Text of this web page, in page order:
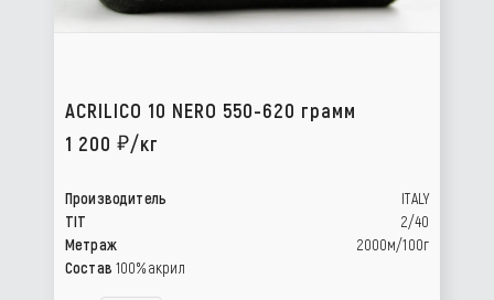
ACRILICO 10 NERO 550-620 грамм
1 200
/кг
Производитель
ITALY
TIT
2/40
Метраж
2000м/100г
Состав 100% акрил